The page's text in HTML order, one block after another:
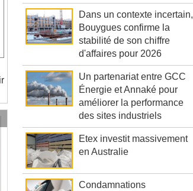
Dans un contexte incertain,
Bouygues confirme la
stabilité de son chiffre
d'affaires pour 2026
Un partenariat entre GCC
Énergie et Annaké pour
améliorer la performance
des sites industriels
Etex investit massivement
en Australie
Condamnations